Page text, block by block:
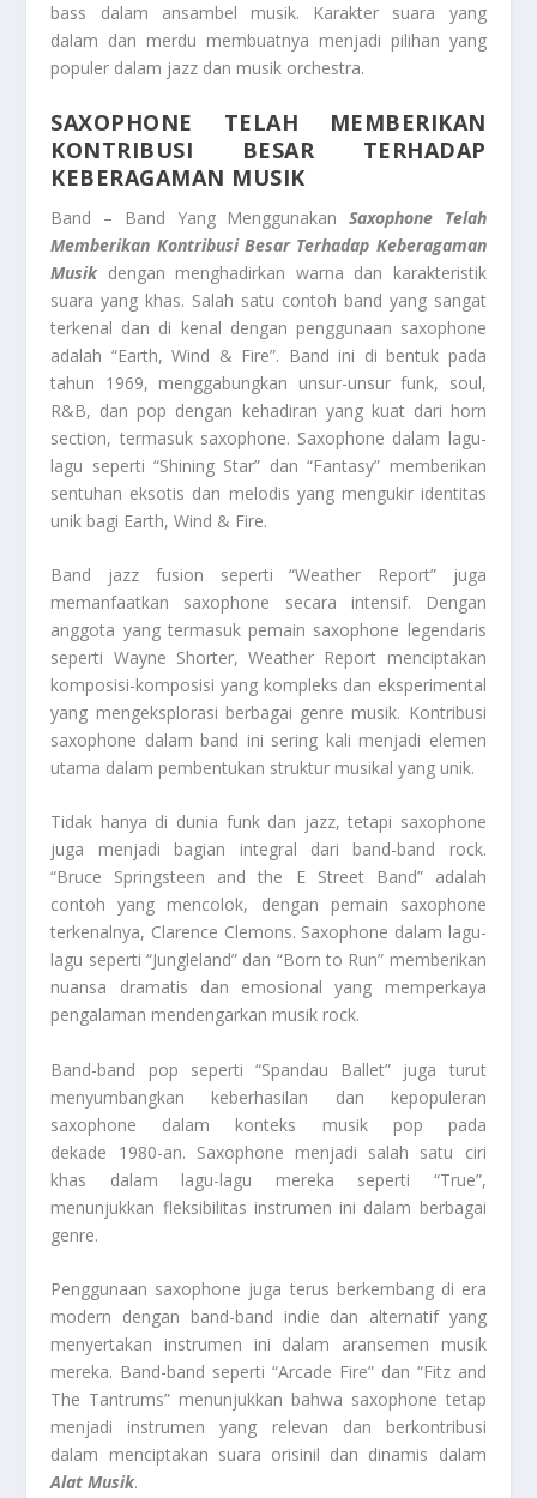
bass dalam ansambel musik. Karakter suara yang
dalam dan merdu membuatnya menjadi pilihan yang
populer dalam jazz dan musik orchestra.
SAXOPHONE TELAH MEMBERIKAN
KONTRIBUSI BESAR TERHADAP
KEBERAGAMAN MUSIK
Band – Band Yang Menggunakan Saxophone Telah
Memberikan Kontribusi Besar Terhadap Keberagaman
Musik dengan menghadirkan warna dan karakteristik
suara yang khas. Salah satu contoh band yang sangat
terkenal dan di kenal dengan penggunaan saxophone
adalah “Earth, Wind & Fire”. Band ini di bentuk pada
tahun 1969, menggabungkan unsur-unsur funk, soul,
R&B, dan pop dengan kehadiran yang kuat dari horn
section, termasuk saxophone. Saxophone dalam lagu-
lagu seperti “Shining Star” dan “Fantasy” memberikan
sentuhan eksotis dan melodis yang mengukir identitas
unik bagi Earth, Wind & Fire.
Band jazz fusion seperti “Weather Report” juga
memanfaatkan saxophone secara intensif. Dengan
anggota yang termasuk pemain saxophone legendaris
seperti Wayne Shorter, Weather Report menciptakan
komposisi-komposisi yang kompleks dan eksperimental
yang mengeksplorasi berbagai genre musik. Kontribusi
saxophone dalam band ini sering kali menjadi elemen
utama dalam pembentukan struktur musikal yang unik.
Tidak hanya di dunia funk dan jazz, tetapi saxophone
juga menjadi bagian integral dari band-band rock.
“Bruce Springsteen and the E Street Band” adalah
contoh yang mencolok, dengan pemain saxophone
terkenalnya, Clarence Clemons. Saxophone dalam lagu-
lagu seperti “Jungleland” dan “Born to Run” memberikan
nuansa dramatis dan emosional yang memperkaya
pengalaman mendengarkan musik rock.
Band-band pop seperti “Spandau Ballet” juga turut
menyumbangkan keberhasilan dan kepopuleran
saxophone dalam konteks musik pop pada
dekade 1980-an. Saxophone menjadi salah satu ciri
khas dalam lagu-lagu mereka seperti “True”,
menunjukkan fleksibilitas instrumen ini dalam berbagai
genre.
Penggunaan saxophone juga terus berkembang di era
modern dengan band-band indie dan alternatif yang
menyertakan instrumen ini dalam aransemen musik
mereka. Band-band seperti “Arcade Fire” dan “Fitz and
The Tantrums” menunjukkan bahwa saxophone tetap
menjadi instrumen yang relevan dan berkontribusi
dalam menciptakan suara orisinil dan dinamis dalam
Alat Musik.